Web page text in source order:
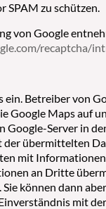
SPAM zu schützen.
von Google
recaptcha/
Betreiber von
Google Maps auf
Server in
der übermittelten
mit
an Dritte
können dann
mit